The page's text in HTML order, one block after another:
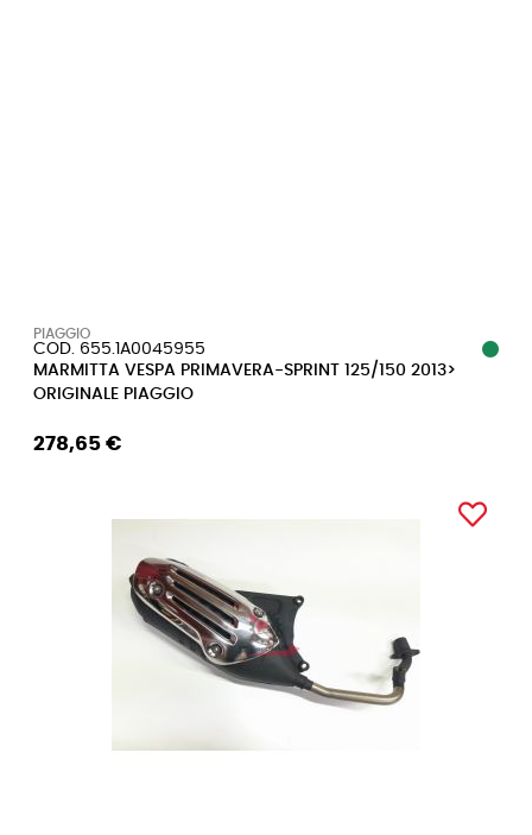
PIAGGIO
COD. 655.1A0045955
MARMITTA VESPA PRIMAVERA-SPRINT 125/150 2013>
ORIGINALE PIAGGIO
278,65 €